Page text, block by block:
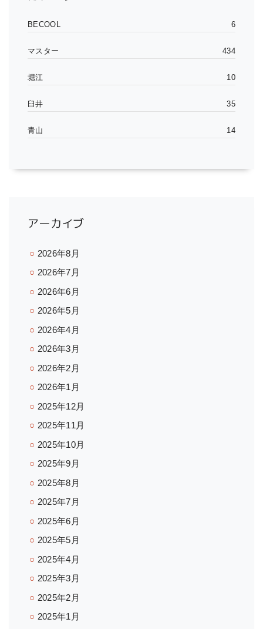
BECOOL 6
マスター 434
堀江 10
臼井 35
青山 14
アーカイブ
2026年8月
2026年7月
2026年6月
2026年5月
2026年4月
2026年3月
2026年2月
2026年1月
2025年12月
2025年11月
2025年10月
2025年9月
2025年8月
2025年7月
2025年6月
2025年5月
2025年4月
2025年3月
2025年2月
2025年1月